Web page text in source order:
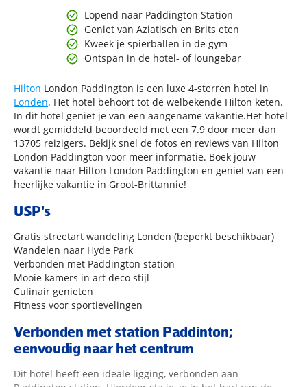
Lopend naar Paddington Station
Geniet van Aziatisch en Brits eten
Kweek je spierballen in de gym
Ontspan in de hotel- of loungebar
Hilton London Paddington is een luxe 4-sterren hotel in
Londen. Het hotel behoort tot de welbekende Hilton keten.
In dit hotel geniet je van een aangename vakantie.Het hotel
wordt gemiddeld beoordeeld met een 7.9 door meer dan
13705 reizigers. Bekijk snel de fotos en reviews van Hilton
London Paddington voor meer informatie. Boek jouw
vakantie naar Hilton London Paddington en geniet van een
heerlijke vakantie in Groot-Brittannie!
USP's
Gratis streetart wandeling Londen (beperkt beschikbaar)
Wandelen naar Hyde Park
Verbonden met Paddington station
Mooie kamers in art deco stijl
Culinair genieten
Fitness voor sportievelingen
Verbonden met station Paddinton;
eenvoudig naar het centrum
Dit hotel heeft een ideale ligging, verbonden aan